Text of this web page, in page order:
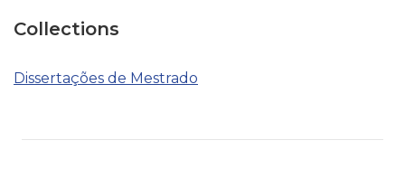
Collections
Dissertações de Mestrado